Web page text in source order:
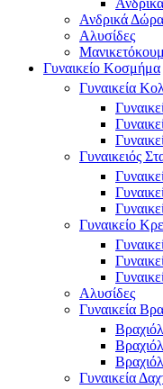
Ανδρικά Δώρα
Αλυσίδες
Γυναικείο Κοσμήμα
Γυναικεία
Γυναικειός
Γυναικείο
Αλυσίδες
Γυναικεία
Γυναικεία